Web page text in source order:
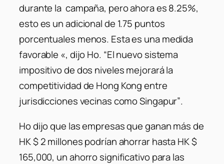
durante la campaña, pero ahora es 8.25%,
esto es un adicional de 1.75 puntos
porcentuales menos. Esta es una medida
favorable «, dijo Ho. “El nuevo sistema
impositivo de dos niveles mejorará la
competitividad de Hong Kong entre
jurisdicciones vecinas como Singapur”.
Ho dijo que las empresas que ganan más de
HK $ 2 millones podrían ahorrar hasta HK $
165,000, un ahorro significativo para las